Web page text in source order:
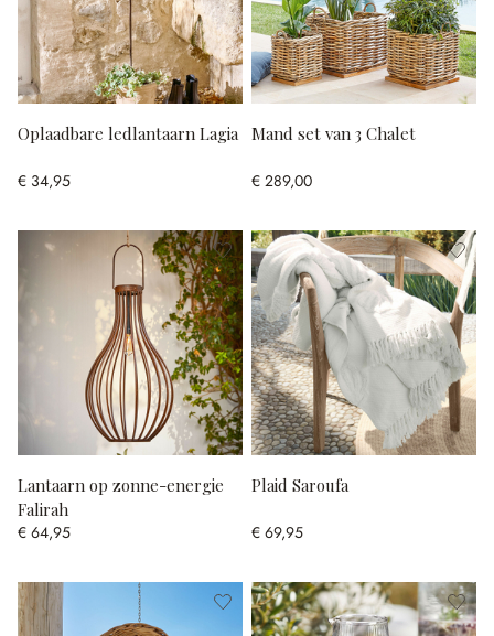
Oplaadbare ledlantaarn Lagia
€ 34,95
Mand set van 3 Chalet
€ 289,00
Lantaarn op zonne-energie
Falirah
€ 64,95
Plaid Saroufa
€ 69,95